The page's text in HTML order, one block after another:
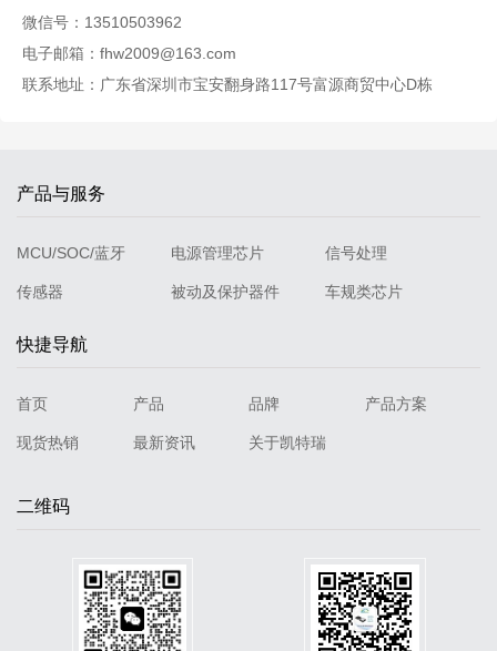
微信号：13510503962
电子邮箱：fhw2009@163.com
联系地址：广东省深圳市宝安翻身路117号富源商贸中心D栋
产品与服务
MCU/SOC/蓝牙 电源管理芯片 信号处理
传感器 被动及保护器件 车规类芯片
快捷导航
首页 产品 品牌 产品方案
现货热销 最新资讯 关于凯特瑞
二维码